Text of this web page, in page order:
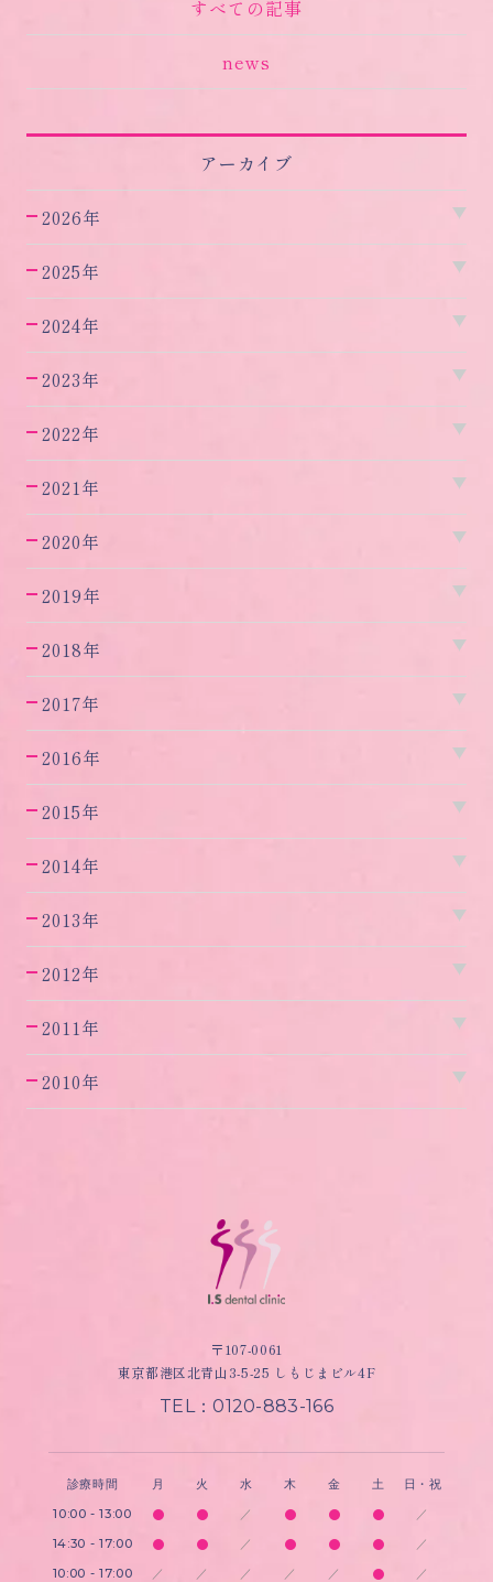
すべての記事
news
アーカイブ
2026年
2025年
2024年
2023年
2022年
2021年
2020年
2019年
2018年
2017年
2016年
2015年
2014年
2013年
2012年
2011年
2010年
〒107-0061
東京都港区北青山3-5-25 しもじまビル4F
TEL：0120-883-166
診療時間 月 火 水 木 金 土 日・祝
10:00 - 13:00 ／ ／
14:30 - 17:00 ／ ／
10:00 - 17:00 ／ ／ ／ ／ ／ ／